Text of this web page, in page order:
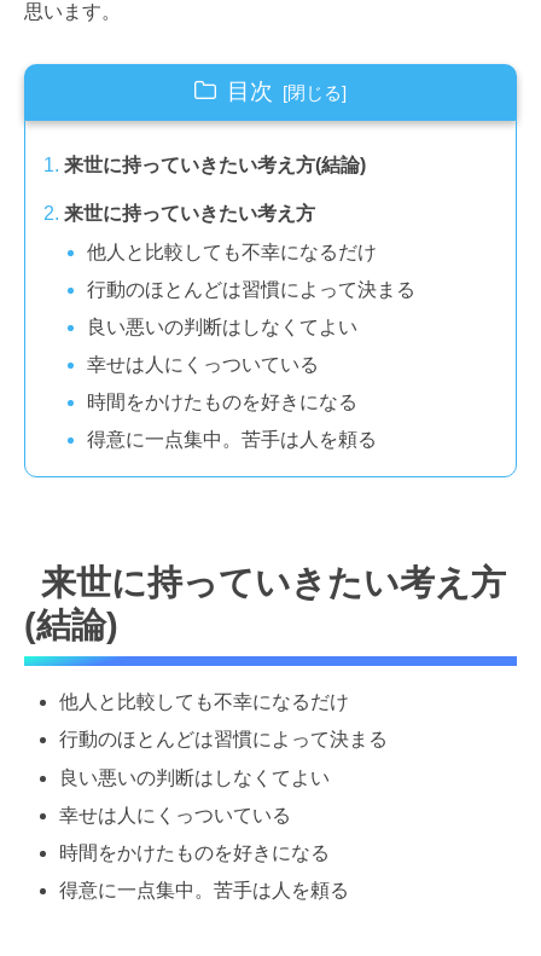
思います。
目次
来世に持っていきたい考え方(結論)
来世に持っていきたい考え方
他人と比較しても不幸になるだけ
行動のほとんどは習慣によって決まる
良い悪いの判断はしなくてよい
幸せは人にくっついている
時間をかけたものを好きになる
得意に一点集中。苦手は人を頼る
来世に持っていきたい考え方
(結論)
他人と比較しても不幸になるだけ
行動のほとんどは習慣によって決まる
良い悪いの判断はしなくてよい
幸せは人にくっついている
時間をかけたものを好きになる
得意に一点集中。苦手は人を頼る